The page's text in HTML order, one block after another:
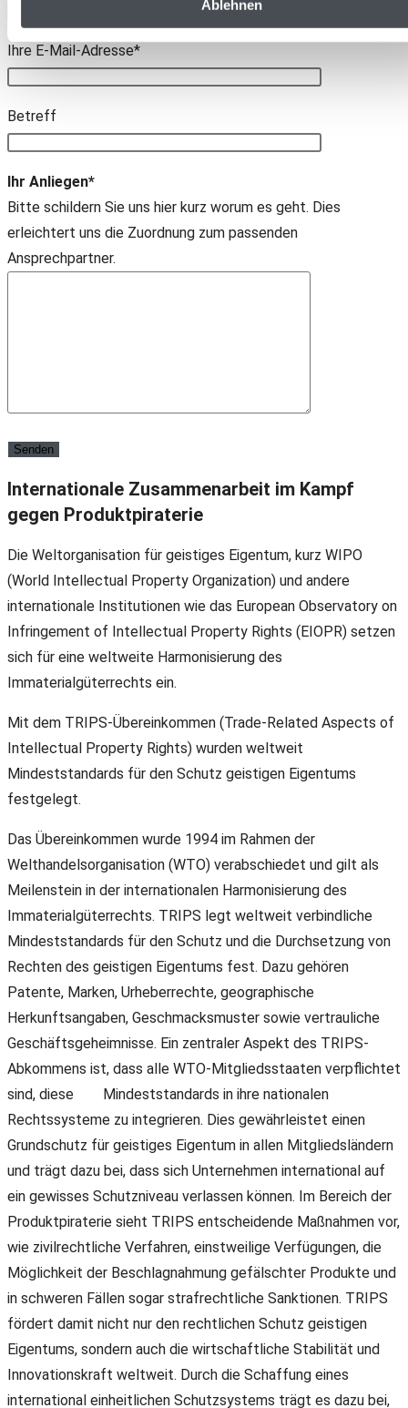
Ablehnen
Ihre E-Mail-Adresse*
Bitte lasse dieses Feld leer.
Betreff
Ihr Anliegen*
Bitte schildern Sie uns hier kurz worum es geht. Dies
erleichtert uns die Zuordnung zum passenden
Ansprechpartner.
Internationale Zusammenarbeit im Kampf
gegen Produktpiraterie
Die Weltorganisation für geistiges Eigentum, kurz WIPO
(World Intellectual Property Organization) und andere
internationale Institutionen wie das European Observatory on
Infringement of Intellectual Property Rights (EIOPR) setzen
sich für eine weltweite Harmonisierung des
Immaterialgüterrechts ein.
Mit dem TRIPS-Übereinkommen (Trade-Related Aspects of
Intellectual Property Rights) wurden weltweit
Mindeststandards für den Schutz geistigen Eigentums
festgelegt.
Das Übereinkommen wurde 1994 im Rahmen der
Welthandelsorganisation (WTO) verabschiedet und gilt als
Meilenstein in der internationalen Harmonisierung des
Immaterialgüterrechts. TRIPS legt weltweit verbindliche
Mindeststandards für den Schutz und die Durchsetzung von
Rechten des geistigen Eigentums fest. Dazu gehören
Patente, Marken, Urheberrechte, geographische
Herkunftsangaben, Geschmacksmuster sowie vertrauliche
Geschäftsgeheimnisse. Ein zentraler Aspekt des TRIPS-
Abkommens ist, dass alle WTO-Mitgliedsstaaten verpflichtet
sind, diese Mindeststandards in ihre nationalen
Rechtssysteme zu integrieren. Dies gewährleistet einen
Grundschutz für geistiges Eigentum in allen Mitgliedsländern
und trägt dazu bei, dass sich Unternehmen international auf
ein gewisses Schutzniveau verlassen können. Im Bereich der
Produktpiraterie sieht TRIPS entscheidende Maßnahmen vor,
wie zivilrechtliche Verfahren, einstweilige Verfügungen, die
Möglichkeit der Beschlagnahmung gefälschter Produkte und
in schweren Fällen sogar strafrechtliche Sanktionen. TRIPS
fördert damit nicht nur den rechtlichen Schutz geistigen
Eigentums, sondern auch die wirtschaftliche Stabilität und
Innovationskraft weltweit. Durch die Schaffung eines
international einheitlichen Schutzsystems trägt es dazu bei,